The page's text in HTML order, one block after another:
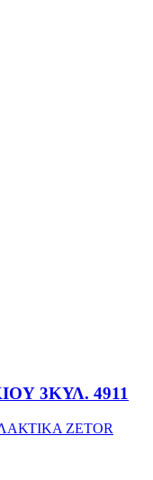
3ΚΥΛ. 4911
ZETOR